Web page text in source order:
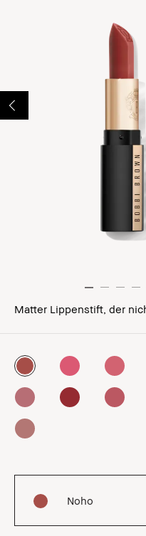
Matter Lippenstift, der
Noho